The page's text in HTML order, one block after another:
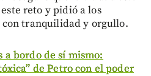
reto y pidió a los
tranquilidad y orgullo.
a bordo de sí mismo:
de Petro con el poder